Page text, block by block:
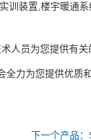
训装置,楼宇暖通
人员为您提供有关
全力为您提供优质
下一个产品